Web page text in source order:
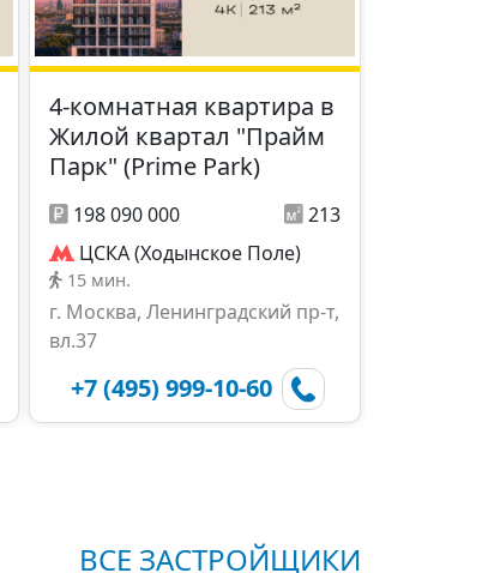
4-комнатная квартира в
Жилой квартал "Прайм
Парк" (Prime Park)
198 090 000
213
ЦСКА (Ходынское Поле)
15 мин.
г. Москва, Ленинградский пр-т,
вл.37
+7 (495) 999-10-60
ВСЕ ЗАСТРОЙЩИКИ